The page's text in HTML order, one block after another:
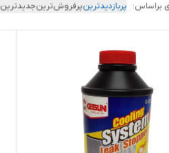
براساس: پربازدیدترینپرفروش‌ترینجدیدترین